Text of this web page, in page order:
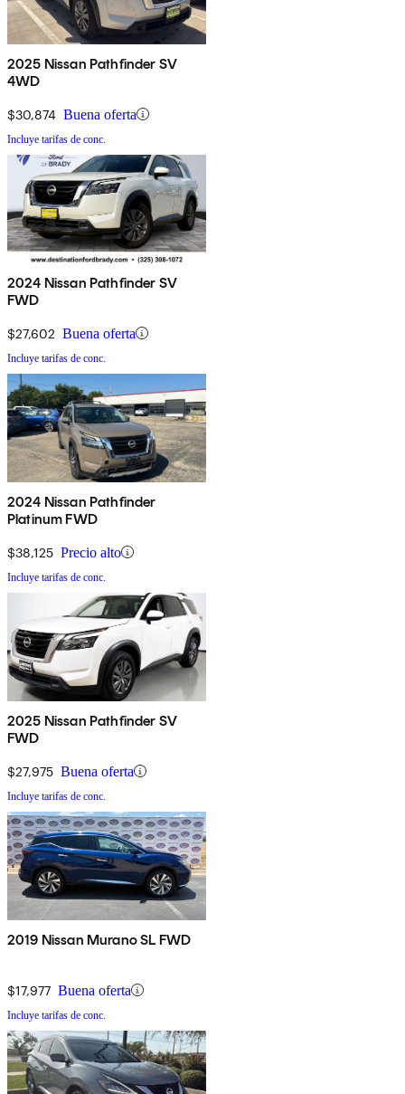
2025 Nissan Pathfinder SV
4WD
$30,874 Buena oferta
Incluye tarifas de conc.
2024 Nissan Pathfinder SV
FWD
$27,602 Buena oferta
Incluye tarifas de conc.
2024 Nissan Pathfinder
Platinum FWD
$38,125 Precio alto
Incluye tarifas de conc.
2025 Nissan Pathfinder SV
FWD
$27,975 Buena oferta
Incluye tarifas de conc.
2019 Nissan Murano SL FWD
$17,977 Buena oferta
Incluye tarifas de conc.